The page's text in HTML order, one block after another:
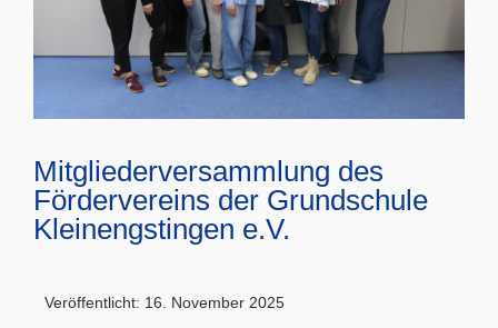
Mitgliederversammlung des
Fördervereins der Grundschule
Kleinengstingen e.V.
Veröffentlicht: 16. November 2025